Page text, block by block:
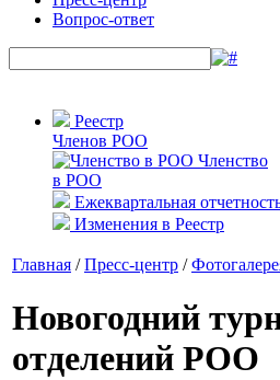
Вопрос-ответ
Реестр
Членов РОО
Членство
в РОО
Ежеквартальная
Изменения в Реестр
Главная /Пресс-центр /
Новогодний
отделений РОО